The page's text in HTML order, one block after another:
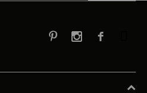

 